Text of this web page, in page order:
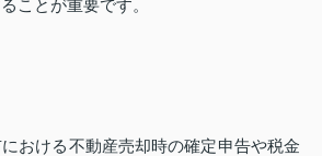
ことが重要です。
おける不動産売却時の確定申告や税金